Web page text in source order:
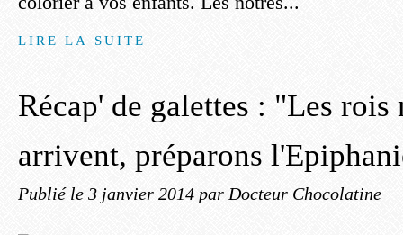
LIRE LA SUITE
Récap' de galettes : "Les rois
arrivent, préparons
Publié le 3 janvier 2014 par Docteur Chocolatine